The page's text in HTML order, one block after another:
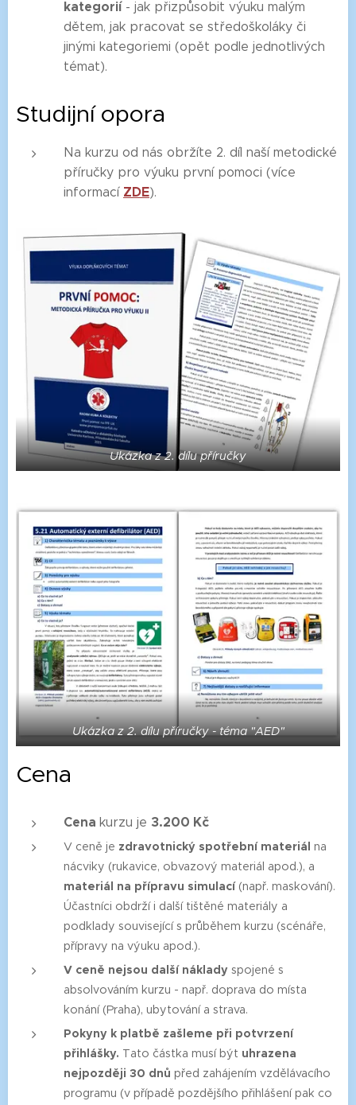
kategorií- jak přizpůsobit výuku malým
dětem, jak pracovat se středoškoláky či
jinými kategoriemi (opět podle jednotlivých
témat).
Studijní opora
Na kurzu od nás obržíte 2. díl naší metodické
příručky pro výuku první pomoci (více
informací ZDE).
Ukázka z 2. dílu příručky
Ukázka z 2. dílu příručky - téma "AED"
Cena
Cena kurzu je 3.200 Kč
V ceně je zdravotnický spotřební materiál na
nácviky (rukavice, obvazový materiál apod.), a
materiál na přípravu simulací(např. maskování).
Účastníci obdrží i další tištěné materiály a
podklady související s průběhem kurzu (scénáře,
přípravy na výuku apod.).
V ceně nejsou další náklady spojené s
absolvováním kurzu - např. doprava do místa
konání (Praha), ubytování a strava.
Pokyny k platbě zašleme při potvrzení
přihlášky. Tato částka musí být uhrazena
nejpozději 30 dnů před zahájením vzdělávacího
programu (v případě pozdějšího přihlášení pak co